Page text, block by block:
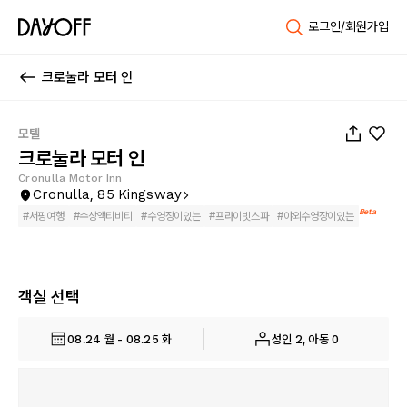
로그인/회원가입
크로눌라 모터 인
모텔
크로눌라 모터 인
Cronulla Motor Inn
Cronulla, 85 Kingsway
#서핑여행 #수상액티비티 #수영장이있는 #프라이빗스파 #야외수영장이있는 Beta
객실 선택
08.24 월 - 08.25 화 성인 2, 아동 0